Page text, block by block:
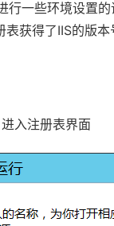
行一些环境设置
表获得了IIS的版本
进入注册表界面